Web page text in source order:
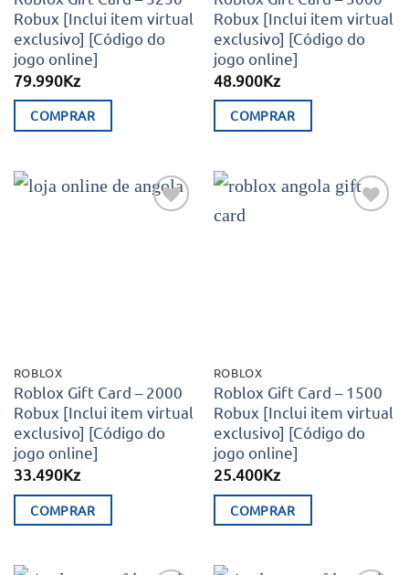
Robux [Inclui item virtual
exclusivo] [Código do
jogo online]
79.990Kz
COMPRAR
Robux [Inclui item virtual
exclusivo] [Código do
jogo online]
48.900Kz
COMPRAR
ROBLOX
Roblox Gift Card – 2000
Robux [Inclui item virtual
exclusivo] [Código do
jogo online]
33.490Kz
COMPRAR
ROBLOX
Roblox Gift Card – 1500
Robux [Inclui item virtual
exclusivo] [Código do
jogo online]
25.400Kz
COMPRAR